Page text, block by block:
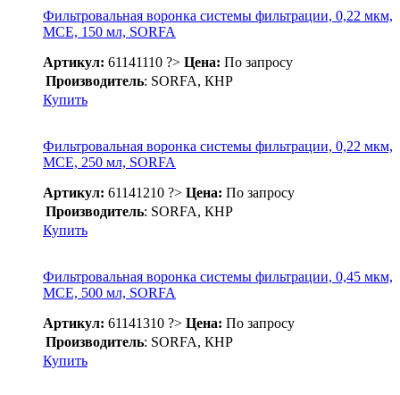
Фильтровальная воронка системы фильтрации, 0,22 мкм,
МСЕ, 150 мл, SORFA
Артикул: 61141110 ?> Цена: По запросу
Производитель: SORFA, КНР
Купить
Фильтровальная воронка системы фильтрации, 0,22 мкм,
МСЕ, 250 мл, SORFA
Артикул: 61141210 ?> Цена: По запросу
Производитель: SORFA, КНР
Купить
Фильтровальная воронка системы фильтрации, 0,45 мкм,
МСЕ, 500 мл, SORFA
Артикул: 61141310 ?> Цена: По запросу
Производитель: SORFA, КНР
Купить